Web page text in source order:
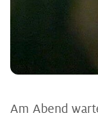
Am Abend